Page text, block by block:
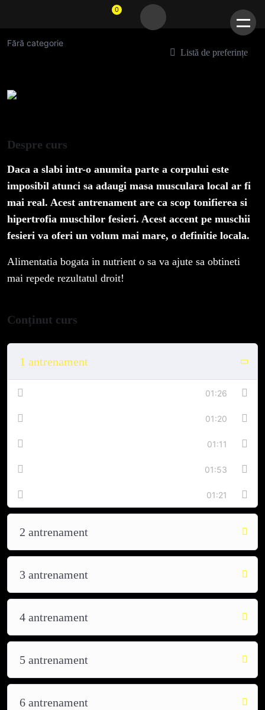
0
Fără categorie
Listă de preferințe
Despre curs
Daca a slabi intr-o anumita parte a corpului este
imposibil atunci sa adaugi masa musculara local ar fi
mai real. Acest antrenament are ca scop tonifierea si
hipertrofia muschilor fesieri. Acest accent pe muschii
fesieri va oferi un volum mai mare, o definitie locala.
Alimentatia bogata in nutrient o sa va ajute sa obtineti
mai repede rezultatul droit!
Conținut curs
1 antrenament
01:26
01:20
01:11
01:53
01:21
2 antrenament
3 antrenament
4 antrenament
5 antrenament
6 antrenament